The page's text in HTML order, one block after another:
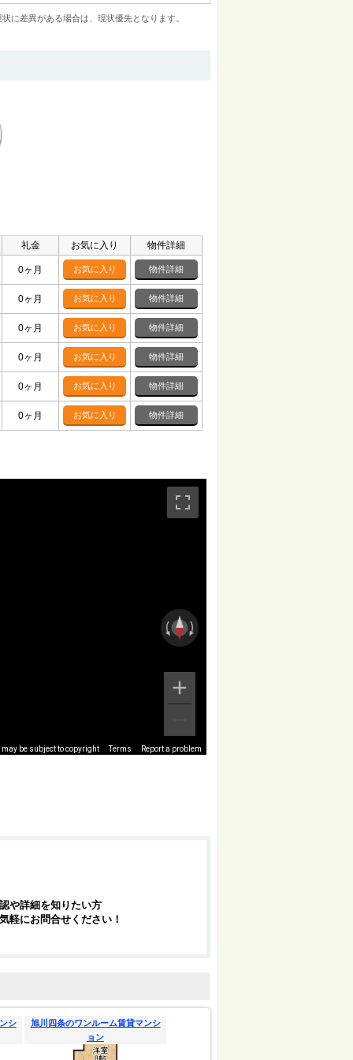
に差異がある場合は、現状優先となります。
礼金 お気に入り 物件詳細
0ヶ月 お気に入り 物件詳細
0ヶ月 お気に入り 物件詳細
0ヶ月 お気に入り 物件詳細
0ヶ月 お気に入り 物件詳細
0ヶ月 お気に入り 物件詳細
0ヶ月 お気に入り 物件詳細
may be subject to copyright Terms Report a problem
や詳細を知りたい方
軽にお問合せください！
シ
旭川四条のワンルーム賃貸マンシ
ョン